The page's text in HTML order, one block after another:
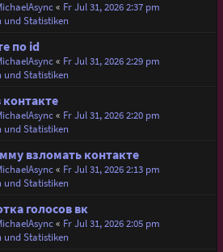
« Fr Jul 31, 2026 2:37 pm
und Statistiken
по id
« Fr Jul 31, 2026 2:29 pm
und Statistiken
« Fr Jul 31, 2026 2:20 pm
und Statistiken
взломать контакте
« Fr Jul 31, 2026 2:13 pm
und Statistiken
голосов вк
« Fr Jul 31, 2026 2:05 pm
und Statistiken